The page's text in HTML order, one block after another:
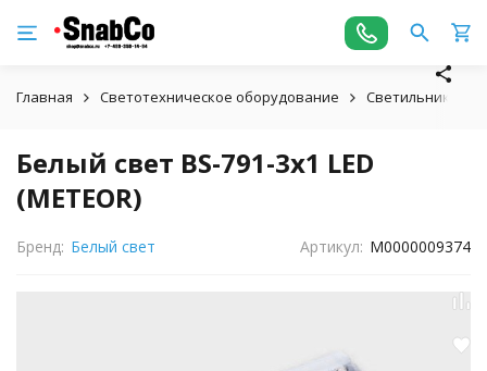
Главная Светотехническое оборудование Светильники
Белый свет BS-791-3х1 LED
(METEOR)
Бренд: Белый свет Артикул: М0000009374